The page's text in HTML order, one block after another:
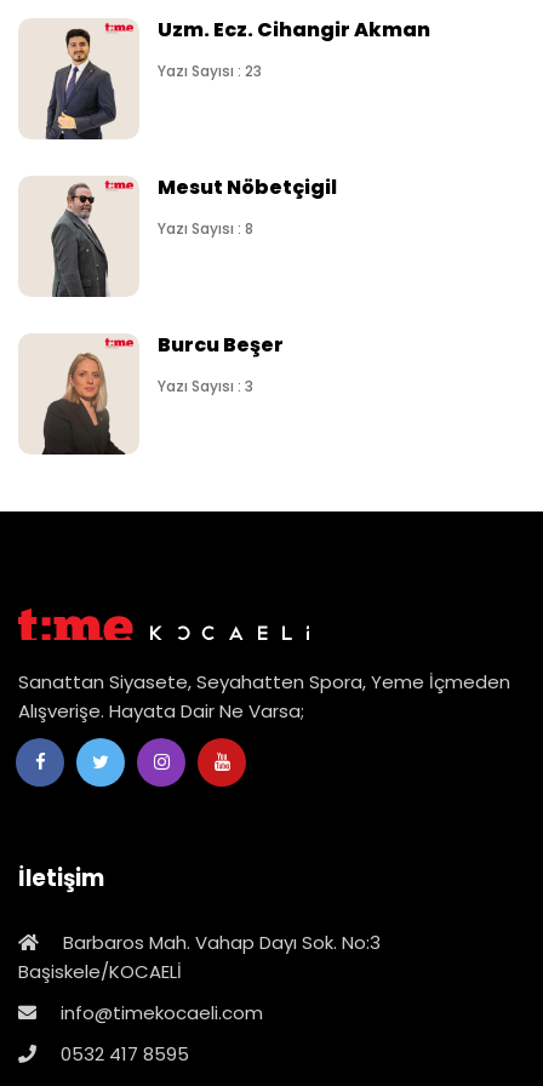
Uzm. Ecz. Cihangir Akman
Yazı Sayısı : 23
Mesut Nöbetçigil
Yazı Sayısı : 8
Burcu Beşer
Yazı Sayısı : 3
Sanattan Siyasete, Seyahatten Spora, Yeme İçmeden
Alışverişe. Hayata Dair Ne Varsa;
İletişim
Barbaros Mah. Vahap Dayı Sok. No:3
Başiskele/KOCAELİ
info@timekocaeli.com
0532 417 8595